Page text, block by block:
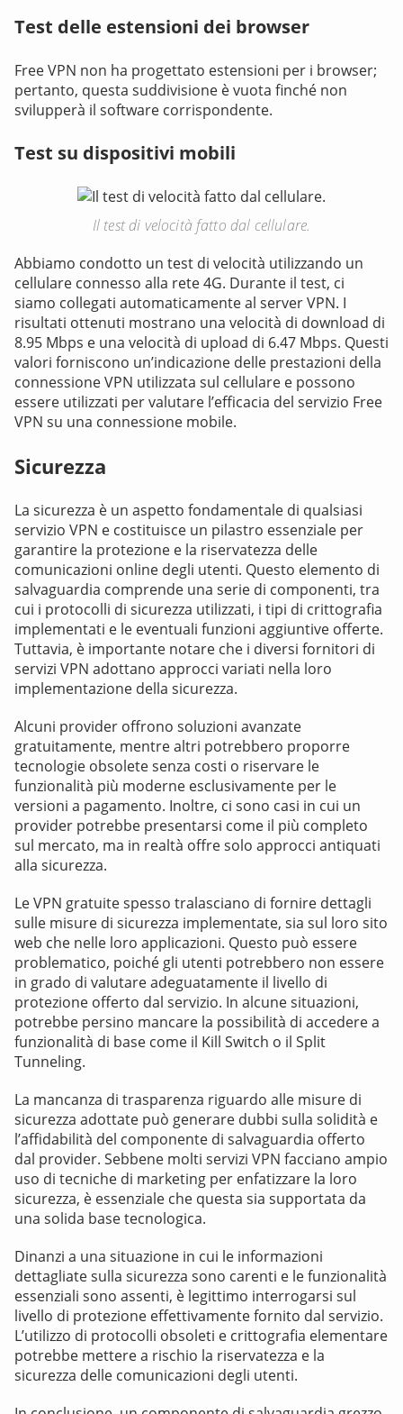
Test delle estensioni dei browser
Free VPN non ha progettato estensioni per i browser;
pertanto, questa suddivisione è vuota finché non
svilupperà il software corrispondente.
Test su dispositivi mobili
Il test di velocità fatto dal cellulare.
Abbiamo condotto un test di velocità utilizzando un
cellulare connesso alla rete 4G. Durante il test, ci
siamo collegati automaticamente al server VPN. I
risultati ottenuti mostrano una velocità di download di
8.95 Mbps e una velocità di upload di 6.47 Mbps. Questi
valori forniscono un’indicazione delle prestazioni della
connessione VPN utilizzata sul cellulare e possono
essere utilizzati per valutare l’efficacia del servizio Free
VPN su una connessione mobile.
Sicurezza
La sicurezza è un aspetto fondamentale di qualsiasi
servizio VPN e costituisce un pilastro essenziale per
garantire la protezione e la riservatezza delle
comunicazioni online degli utenti. Questo elemento di
salvaguardia comprende una serie di componenti, tra
cui i protocolli di sicurezza utilizzati, i tipi di crittografia
implementati e le eventuali funzioni aggiuntive offerte.
Tuttavia, è importante notare che i diversi fornitori di
servizi VPN adottano approcci variati nella loro
implementazione della sicurezza.
Alcuni provider offrono soluzioni avanzate
gratuitamente, mentre altri potrebbero proporre
tecnologie obsolete senza costi o riservare le
funzionalità più moderne esclusivamente per le
versioni a pagamento. Inoltre, ci sono casi in cui un
provider potrebbe presentarsi come il più completo
sul mercato, ma in realtà offre solo approcci antiquati
alla sicurezza.
Le VPN gratuite spesso tralasciano di fornire dettagli
sulle misure di sicurezza implementate, sia sul loro sito
web che nelle loro applicazioni. Questo può essere
problematico, poiché gli utenti potrebbero non essere
in grado di valutare adeguatamente il livello di
protezione offerto dal servizio. In alcune situazioni,
potrebbe persino mancare la possibilità di accedere a
funzionalità di base come il Kill Switch o il Split
Tunneling.
La mancanza di trasparenza riguardo alle misure di
sicurezza adottate può generare dubbi sulla solidità e
l’affidabilità del componente di salvaguardia offerto
dal provider. Sebbene molti servizi VPN facciano ampio
uso di tecniche di marketing per enfatizzare la loro
sicurezza, è essenziale che questa sia supportata da
una solida base tecnologica.
Dinanzi a una situazione in cui le informazioni
dettagliate sulla sicurezza sono carenti e le funzionalità
essenziali sono assenti, è legittimo interrogarsi sul
livello di protezione effettivamente fornito dal servizio.
L’utilizzo di protocolli obsoleti e crittografia elementare
potrebbe mettere a rischio la riservatezza e la
sicurezza delle comunicazioni degli utenti.